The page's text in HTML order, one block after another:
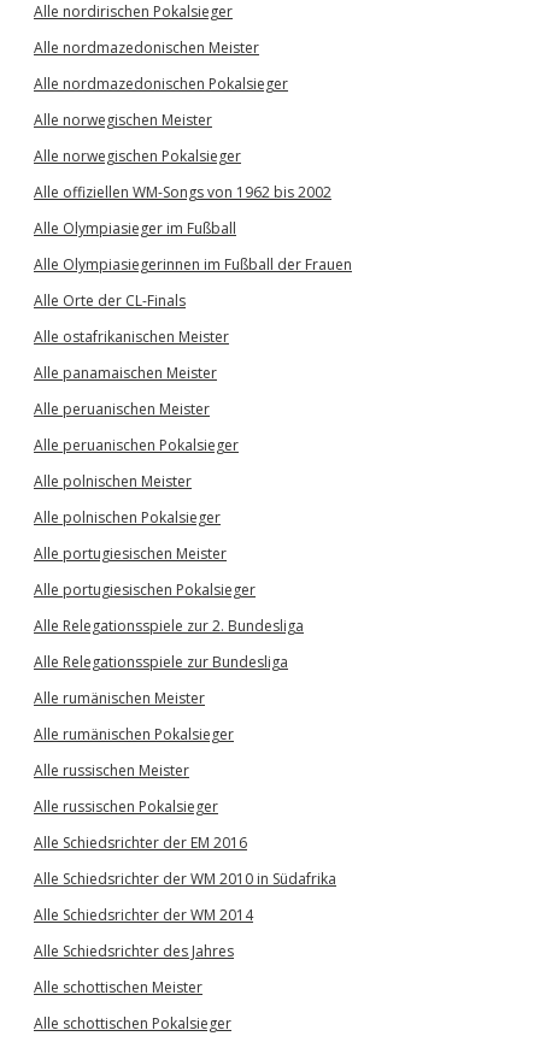
Alle nordirischen Pokalsieger
Alle nordmazedonischen Meister
Alle nordmazedonischen Pokalsieger
Alle norwegischen Meister
Alle norwegischen Pokalsieger
Alle offiziellen WM-Songs von 1962 bis 2002
Alle Olympiasieger im Fußball
Alle Olympiasiegerinnen im Fußball der Frauen
Alle Orte der CL-Finals
Alle ostafrikanischen Meister
Alle panamaischen Meister
Alle peruanischen Meister
Alle peruanischen Pokalsieger
Alle polnischen Meister
Alle polnischen Pokalsieger
Alle portugiesischen Meister
Alle portugiesischen Pokalsieger
Alle Relegationsspiele zur 2. Bundesliga
Alle Relegationsspiele zur Bundesliga
Alle rumänischen Meister
Alle rumänischen Pokalsieger
Alle russischen Meister
Alle russischen Pokalsieger
Alle Schiedsrichter der EM 2016
Alle Schiedsrichter der WM 2010 in Südafrika
Alle Schiedsrichter der WM 2014
Alle Schiedsrichter des Jahres
Alle schottischen Meister
Alle schottischen Pokalsieger